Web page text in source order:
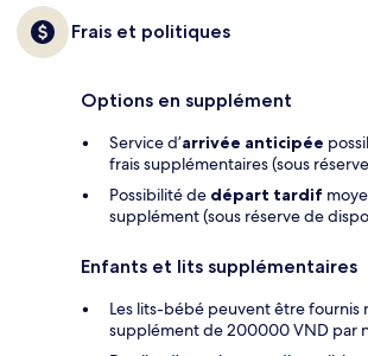
Frais et politiques
Options en supplément
Service d’arrivée anticipée
frais supplémentaires (sous
Possibilité de départ tardif
supplément (sous réserve de
Enfants et lits supplémentaires
Les lits-bébé peuvent être fournis
supplément de 200000 VND par